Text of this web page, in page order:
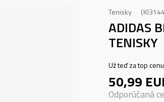
Tenisky KI3144
ADIDAS
TENISKY
Už teď za top
50,99
Odporúčaná